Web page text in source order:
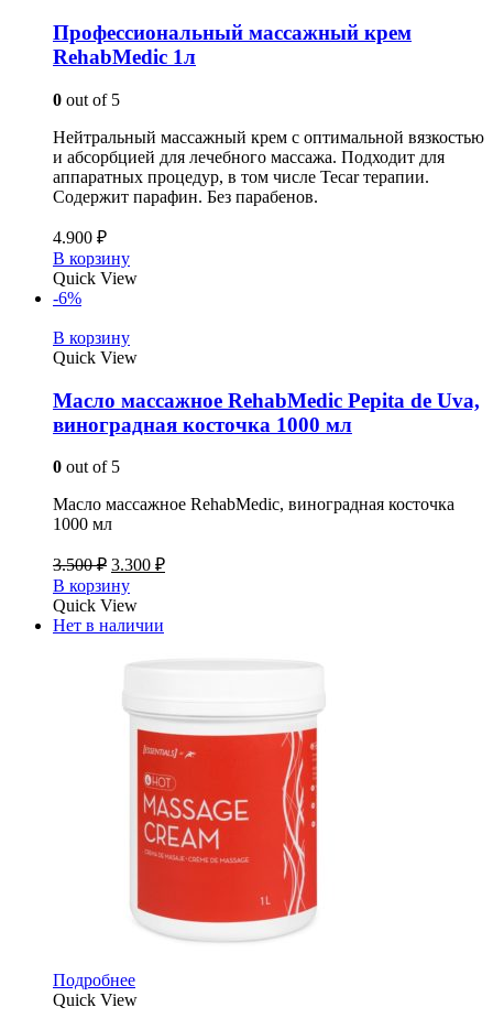
Профессиональный массажный крем
RehabMedic 1л
0 out of 5
Нейтральный массажный крем с оптимальной вязкостью
и абсорбцией для лечебного массажа. Подходит для
аппаратных процедур, в том числе Tecar терапии.
Содержит парафин. Без парабенов.
4.900 ₽
В корзину
Quick View
-6%
В корзину
Quick View
Масло массажное RehabMedic Pepita de Uva,
виноградная косточка 1000 мл
0 out of 5
Масло массажное RehabMedic, виноградная косточка
1000 мл
3.500₽ 3.300 ₽
В корзину
Quick View
Нет в наличии
Подробнее
Quick View